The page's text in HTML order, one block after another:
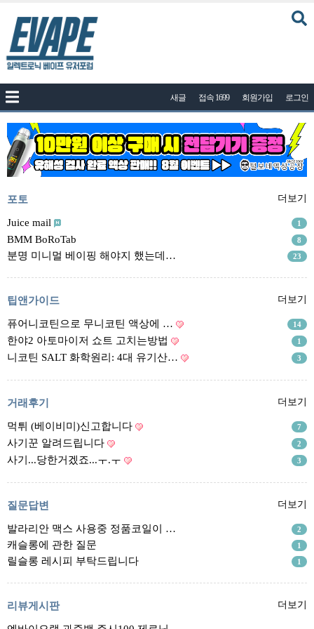
공지사항
나눔이벤트
자유게시판
질문답변
포토
건의게시판
액상
팁앤가이드
레시피계산기
업체
업체게시판
모더게시판
제휴업체
트레이드
판매
구매
거래후기
즐겨찾기
새글 접속 1699 회원가입 로그인
포토 더보기
Juice mail 1
BMM BoRoTab 8
분명 미니멀 베이핑 해야지 했는데… 23
팁앤가이드 더보기
퓨어니코틴으로 무니코틴 액상에 … 14
한야2 아토마이저 쇼트 고치는방법 1
니코틴 SALT 화학원리: 4대 유기산… 3
거래후기 더보기
먹튀 (베이비미)신고합니다 7
사기꾼 알려드립니다 2
사기...당한거겠죠...ㅜ.ㅜ 3
질문답변 더보기
발라리안 맥스 사용중 정품코일이 … 2
캐슬롱에 관한 질문 1
릴슬롱 레시피 부탁드립니다 1
리뷰게시판 더보기